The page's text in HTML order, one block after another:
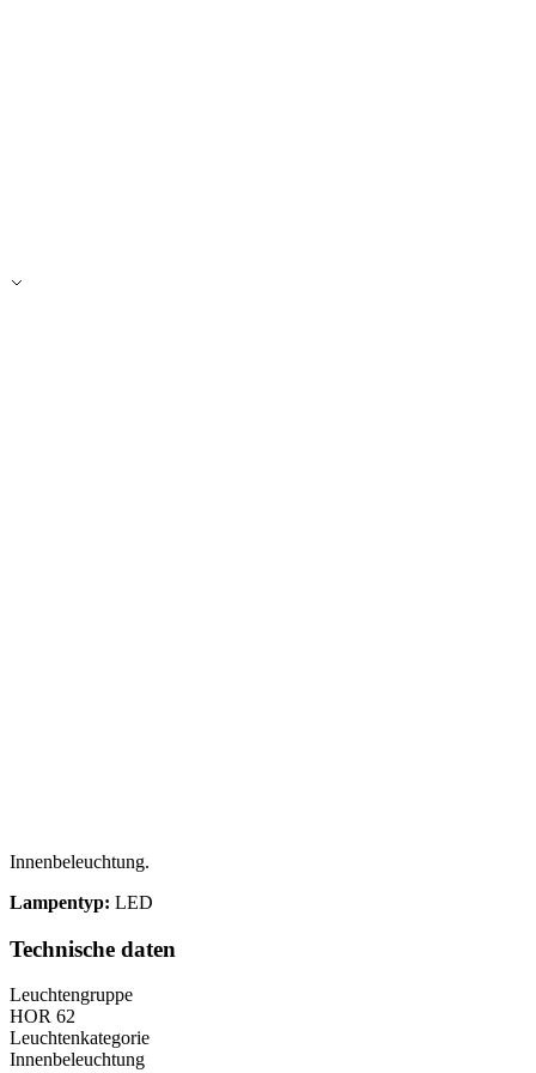
Innenbeleuchtung.
Lampentyp: LED
Technische daten
Leuchtengruppe
HOR 62
Leuchtenkategorie
Innenbeleuchtung